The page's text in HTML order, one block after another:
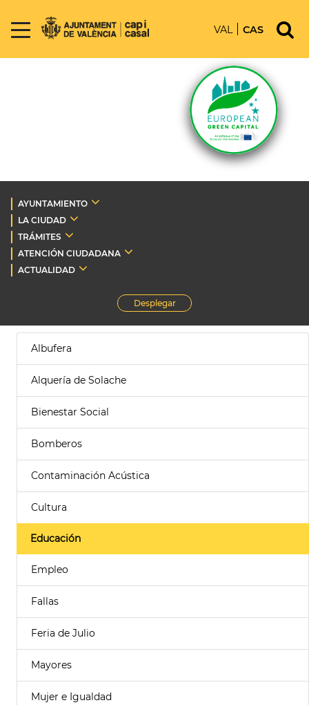
VAL CAS
AYUNTAMIENTO
LA CIUDAD
TRÁMITES
ATENCIÓN CIUDADANA
ACTUALIDAD
Desplegar
Albufera
Alquería de Solache
Bienestar Social
Bomberos
Contaminación Acústica
Cultura
Educación
Empleo
Fallas
Feria de Julio
Mayores
Mujer e Igualdad